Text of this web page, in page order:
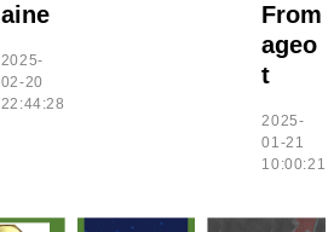
aine
2025-
02-20
22:44:28
From
ageo
t
2025-
01-21
10:00:21